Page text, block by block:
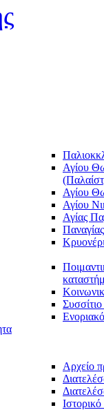
Αγίου
Αγίου
Αγίου
Αγίας
Αρχείο